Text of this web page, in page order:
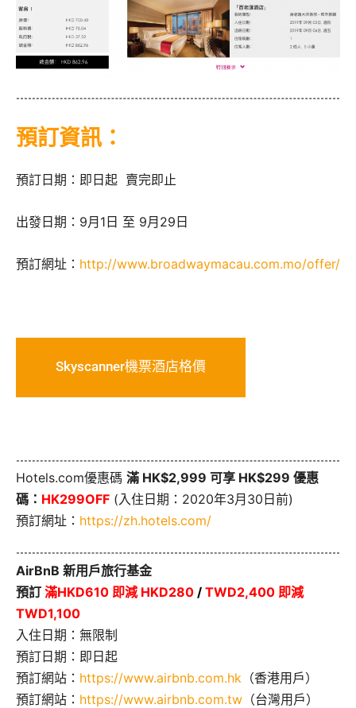
預訂資訊：
預訂日期：即日起 賣完即止
出發日期：9月1日 至 9月29日
預訂網址： http://www.broadwaymacau.com.mo/offer/
Skyscanner機票酒店格價
Hotels.com優惠碼 滿 HK$2,999 可享 HK$299 優惠
碼： HK299OFF (入住日期：2020年3月30日前)
預訂網址： https://zh.hotels.com/
AirBnB 新用戶旅行基金
預訂 滿HKD610 即減 HKD280 / TWD2,400 即減
TWD1,100
入住日期：無限制
預訂日期：即日起
預訂網站： https://www.airbnb.com.hk （香港用戶）
預訂網站： https://www.airbnb.com.tw （台灣用戶）